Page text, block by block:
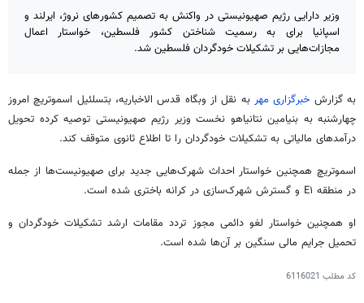
وزیر دارایی رژیم صهیونیستی در واکنش به تصمیم کشورهای نروژ، ایرلند و
اسپانیا برای به رسمیت شناختن کشور فلسطین، خواستار اعمال
مجازات‌هایی بر تشکیلات خودگردان فلسطین شد.
به گزارش خبرگزاری مهر به نقل از وبگاه قدس الاخباریه، بتسلئیل اسموتریچ امروز
چهارشنبه به بنیامین نتانیاهو نخست وزیر رژیم صهیونیستی توصیه کرده تحویل
درآمدهای مالیاتی به تشکیلات خودگردان را تا اطلاع ثانوی متوقف کند.
اسموتریچ همچنین خواستار احداث شهرک‌هایی جدید برای صهیونیست‌ها از جمله
در منطقه E۱ و گسترش شهرک‌سازی در کرانه باختری شده است.
او همچنین خواستار لغو دائمی مجوز تردد مقامات ارشد تشکیلات خودگردان و
تحمیل جرایم مالی سنگین بر آن‌ها شده است.
کد مطلب 6116021